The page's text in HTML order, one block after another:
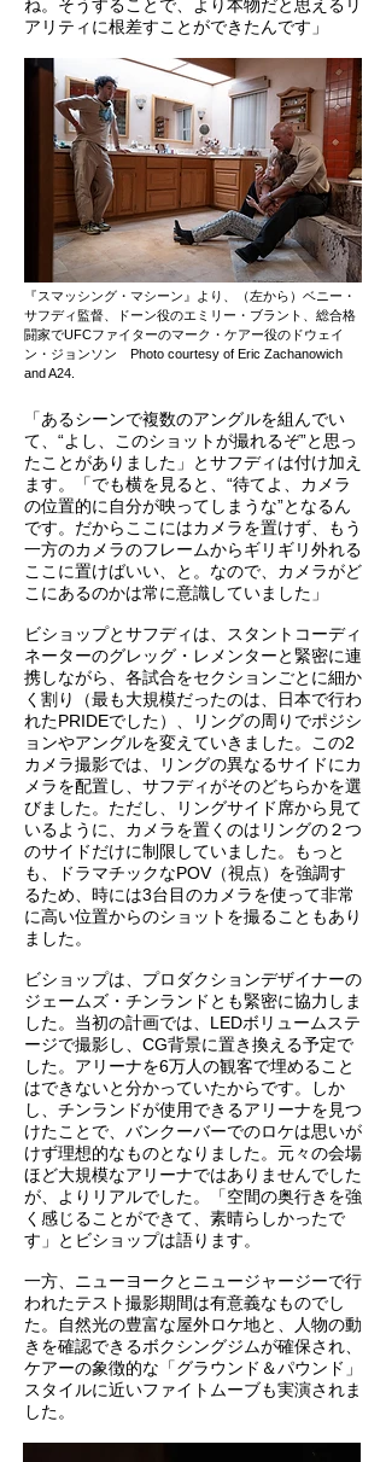
ね。そうすることで、より本物だと思えるリ
アリティに根差すことができたんです」
『スマッシング・マシーン』より、（左から）ベニー・
サフディ監督、ドーン役のエミリー・ブラント、総合格
闘家でUFCファイターのマーク・ケアー役のドウェイ
ン・ジョンソン Photo courtesy of Eric Zachanowich
and A24.
「あるシーンで複数のアングルを組んでい
て、“よし、このショットが撮れるぞ”と思っ
たことがありました」とサフディは付け加え
ます。「でも横を見ると、“待てよ、カメラ
の位置的に自分が映ってしまうな”となるん
です。だからここにはカメラを置けず、もう
一方のカメラのフレームからギリギリ外れる
ここに置けばいい、と。なので、カメラがど
こにあるのかは常に意識していました」
ビショップとサフディは、スタントコーディ
ネーターのグレッグ・レメンターと緊密に連
携しながら、各試合をセクションごとに細か
く割り（最も大規模だったのは、日本で行わ
れたPRIDEでした）、リングの周りでポジシ
ョンやアングルを変えていきました。この2
カメラ撮影では、リングの異なるサイドにカ
メラを配置し、サフディがそのどちらかを選
びました。ただし、リングサイド席から見て
いるように、カメラを置くのはリングの２つ
のサイドだけに制限していました。もっと
も、ドラマチックなPOV（視点）を強調す
るため、時には3台目のカメラを使って非常
に高い位置からのショットを撮ることもあり
ました。
ビショップは、プロダクションデザイナーの
ジェームズ・チンランドとも緊密に協力しま
した。当初の計画では、LEDボリュームステ
ージで撮影し、CG背景に置き換える予定で
した。アリーナを6万人の観客で埋めること
はできないと分かっていたからです。しか
し、チンランドが使用できるアリーナを見つ
けたことで、バンクーバーでのロケは思いが
けず理想的なものとなりました。元々の会場
ほど大規模なアリーナではありませんでした
が、よりリアルでした。「空間の奥行きを強
く感じることができて、素晴らしかったで
す」とビショップは語ります。
一方、ニューヨークとニュージャージーで行
われたテスト撮影期間は有意義なものでし
た。自然光の豊富な屋外ロケ地と、人物の動
きを確認できるボクシングジムが確保され、
ケアーの象徴的な「グラウンド＆パウンド」
スタイルに近いファイトムーブも実演されま
した。